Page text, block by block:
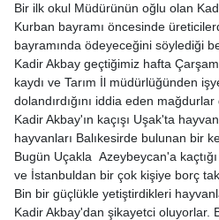
Bir ilk okul Müdürünün oğlu olan
Kurban bayramı öncesinde
bayramında ödeyeceğini söylediği
Kadir Akbay geçtiğimiz hafta
kaydı ve Tarım İl müdürlüğünden
dolandırdığını iddia eden
Kadir Akbay'ın kaçışı Uşak'ta
hayvanları Balıkesirde bulunan bir
Bugün Uçakla Azeybeycan'a
ve İstanbuldan bir çok kişiye borç
Bin bir güçlükle yetiştirdikleri
Kadir Akbay'dan şikayetci oluyorlar.